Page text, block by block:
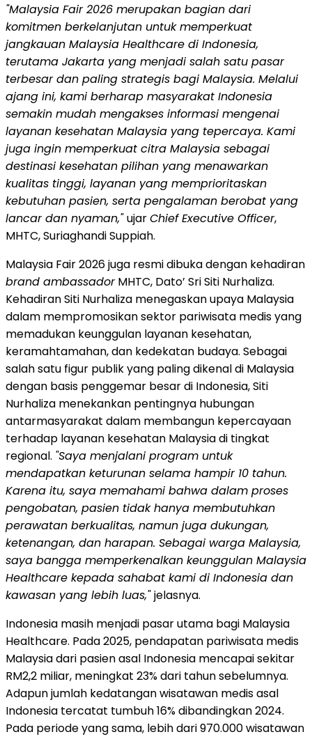
"Malaysia Fair 2026 merupakan bagian dari
komitmen berkelanjutan untuk memperkuat
jangkauan Malaysia Healthcare di Indonesia,
terutama Jakarta yang menjadi salah satu pasar
terbesar dan paling strategis bagi Malaysia. Melalui
ajang ini, kami berharap masyarakat Indonesia
semakin mudah mengakses informasi mengenai
layanan kesehatan Malaysia yang tepercaya. Kami
juga ingin memperkuat citra Malaysia sebagai
destinasi kesehatan pilihan yang menawarkan
kualitas tinggi, layanan yang memprioritaskan
kebutuhan pasien, serta pengalaman berobat yang
lancar dan nyaman,"ujarChief Executive Officer,
MHTC, Suriaghandi Suppiah.
Malaysia Fair 2026 juga resmi dibuka dengan kehadiran
brand ambassadorMHTC, Dato’ Sri Siti Nurhaliza.
Kehadiran Siti Nurhaliza menegaskan upaya Malaysia
dalam mempromosikan sektor pariwisata medis yang
memadukan keunggulan layanan kesehatan,
keramahtamahan, dan kedekatan budaya. Sebagai
salah satu figur publik yang paling dikenal di Malaysia
dengan basis penggemar besar di Indonesia, Siti
Nurhaliza menekankan pentingnya hubungan
antarmasyarakat dalam membangun kepercayaan
terhadap layanan kesehatan Malaysia di tingkat
regional. "Saya menjalani program untuk
mendapatkan keturunan selama hampir 10 tahun.
Karena itu, saya memahami bahwa dalam proses
pengobatan, pasien tidak hanya membutuhkan
perawatan berkualitas, namun juga dukungan,
ketenangan, dan harapan. Sebagai warga Malaysia,
saya bangga memperkenalkan keunggulan Malaysia
Healthcare kepada sahabat kami di Indonesia dan
kawasan yang lebih luas,"jelasnya.
Indonesia masih menjadi pasar utama bagi Malaysia
Healthcare. Pada 2025, pendapatan pariwisata medis
Malaysia dari pasien asal Indonesia mencapai sekitar
RM2,2 miliar, meningkat 23% dari tahun sebelumnya.
Adapun jumlah kedatangan wisatawan medis asal
Indonesia tercatat tumbuh 16% dibandingkan 2024.
Pada periode yang sama, lebih dari 970.000 wisatawan